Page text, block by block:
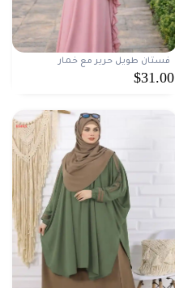
فستان طويل حرير مع خمار
$31.00